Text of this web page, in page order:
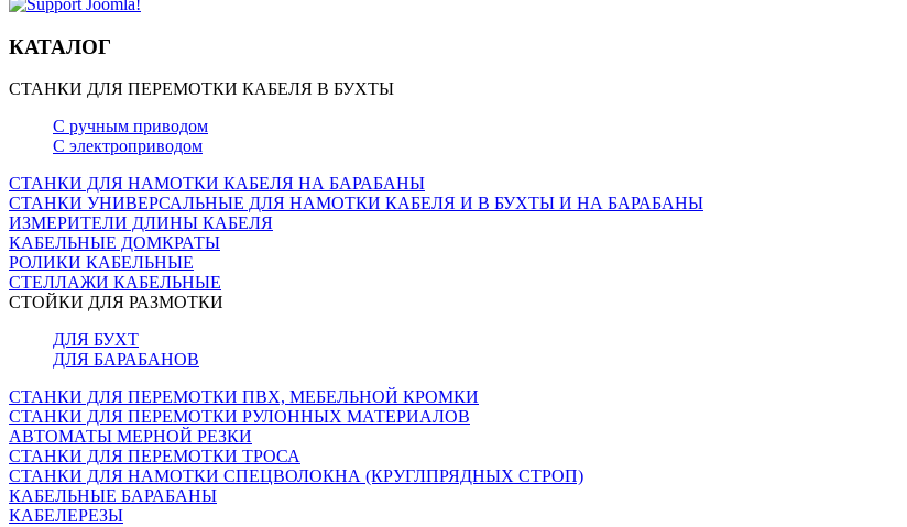
КАТАЛОГ
СТАНКИ ДЛЯ ПЕРЕМОТКИ КАБЕЛЯ В БУХТЫ
С ручным приводом
С электроприводом
СТАНКИ ДЛЯ НАМОТКИ КАБЕЛЯ НА БАРАБАНЫ
СТАНКИ УНИВЕРСАЛЬНЫЕ ДЛЯ НАМОТКИ КАБЕЛЯ И В БУХТЫ И НА БАРАБАНЫ
ИЗМЕРИТЕЛИ ДЛИНЫ КАБЕЛЯ
КАБЕЛЬНЫЕ ДОМКРАТЫ
РОЛИКИ КАБЕЛЬНЫЕ
СТЕЛЛАЖИ КАБЕЛЬНЫЕ
СТОЙКИ ДЛЯ РАЗМОТКИ
ДЛЯ БУХТ
ДЛЯ БАРАБАНОВ
СТАНКИ ДЛЯ ПЕРЕМОТКИ ПВХ, МЕБЕЛЬНОЙ КРОМКИ
СТАНКИ ДЛЯ ПЕРЕМОТКИ РУЛОННЫХ МАТЕРИАЛОВ
АВТОМАТЫ МЕРНОЙ РЕЗКИ
СТАНКИ ДЛЯ ПЕРЕМОТКИ ТРОСА
СТАНКИ ДЛЯ НАМОТКИ СПЕЦВОЛОКНА (КРУГЛПРЯДНЫХ СТРОП)
КАБЕЛЬНЫЕ БАРАБАНЫ
КАБЕЛЕРЕЗЫ